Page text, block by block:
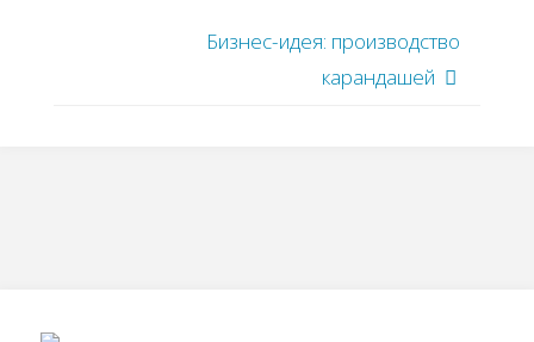
Бизнес-идея: производство
карандашей